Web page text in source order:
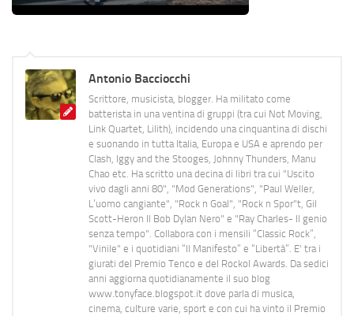
Antonio Bacciocchi
Scrittore, musicista, blogger. Ha militato come
batterista in una ventina di gruppi (tra cui Not Moving,
Link Quartet, Lilith), incidendo una cinquantina di dischi
e suonando in tutta Italia, Europa e USA e aprendo per
Clash, Iggy and the Stooges, Johnny Thunders, Manu
Chao etc. Ha scritto una decina di libri tra cui "Uscito
vivo dagli anni 80", "Mod Generations", "Paul Weller,
L’uomo cangiante", "Rock n Goal", "Rock n Spor"t, Gil
Scott-Heron Il Bob Dylan Nero" e "Ray Charles- Il genio
senza tempo". Collabora con i mensili “Classic Rock”,
"Vinile" e i quotidiani “Il Manifesto” e “Libertà”. E' tra i
giurati del Premio Tenco e del Rockol Awards. Da sedici
anni aggiorna quotidianamente il suo blog
www.tonyface.blogspot.it dove parla di musica,
cinema, culture varie, sport e con cui ha vinto il Premio